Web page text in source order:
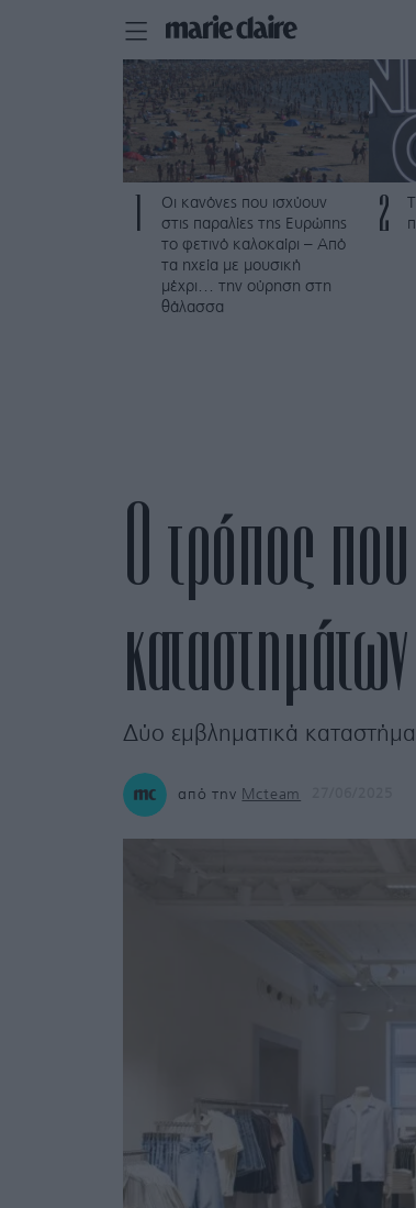
Οι κανόνες που ισχύουν
στις παραλίες της Ευρώπης
το φετινό καλοκαίρι – Από
τα ηχεία με μουσική
μέχρι… την ούρηση στη
θάλασσα
2
Ο τρόπος
Δύο εμβληματικά
από την Mcteam